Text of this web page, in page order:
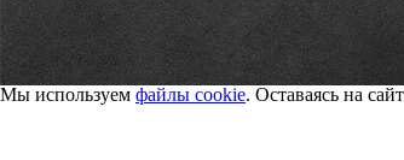
Мы используем файлы cookie. Оставаясь на